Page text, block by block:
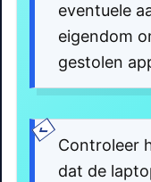
eventuele
eigendom
gestolen
Controleer
dat de